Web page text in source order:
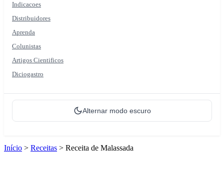
Indicacoes
Distribuidores
Aprenda
Colunistas
Artigos Cientificos
Diciogastro
Alternar modo escuro
Início > Receitas > Receita de Malassada